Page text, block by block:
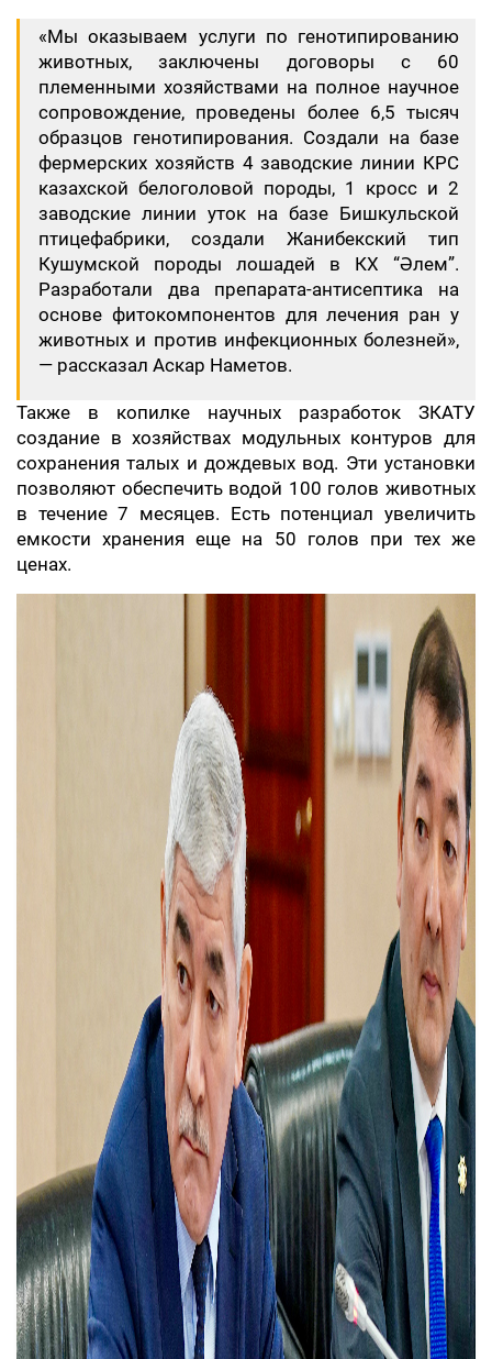
«Мы оказываем услуги по генотипированию
животных, заключены договоры с 60
племенными хозяйствами на полное научное
сопровождение, проведены более 6,5 тысяч
образцов генотипирования. Создали на базе
фермерских хозяйств 4 заводские линии КРС
казахской белоголовой породы, 1 кросс и 2
заводские линии уток на базе Бишкульской
птицефабрики, создали Жанибекский тип
Кушумской породы лошадей в КХ “Әлем”.
Разработали два препарата-антисептика на
основе фитокомпонентов для лечения ран у
животных и против инфекционных болезней»,
— рассказал Аскар Наметов.
Также в копилке научных разработок ЗКАТУ
создание в хозяйствах модульных контуров для
сохранения талых и дождевых вод. Эти установки
позволяют обеспечить водой 100 голов животных
в течение 7 месяцев. Есть потенциал увеличить
емкости хранения еще на 50 голов при тех же
ценах.